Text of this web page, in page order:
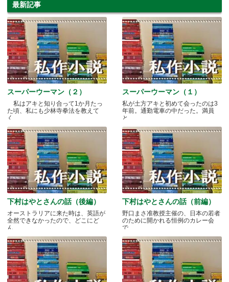
最新記事
スーパーウーマン（２）
私はアキと知り合って1か月たっ
た頃、私にも少林寺拳法を教えて
く.....
スーパーウーマン（１）
私が土方アキと初めて会ったのは3
年前。通勤電車の中だった。満員
と.....
下村はやとさんの話（後編）
オーストラリアに来た時は、英語が
全然できなかったので、どこにど
ん.....
下村はやとさんの話（前編）
野口まさ准教授主催の、日本の若者
のために開かれる恒例のカレー会
で.....